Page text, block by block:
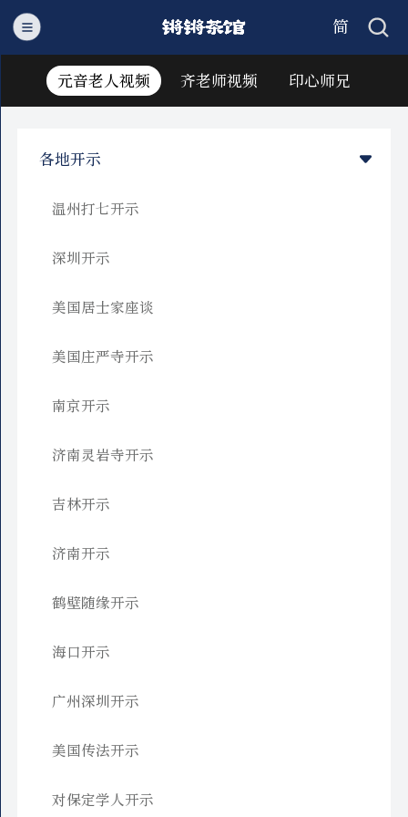
简
繁
元音老人视频 齐老师视频 印心师兄
各地开示
温州打七开示
深圳开示
美国居士家座谈
美国庄严寺开示
南京开示
济南灵岩寺开示
吉林开示
济南开示
鹤壁随缘开示
海口开示
广州深圳开示
美国传法开示
对保定学人开示